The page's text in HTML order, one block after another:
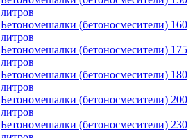
литров
Бетономешалки (бетоносмесители) 160
литров
Бетономешалки (бетоносмесители) 175
литров
Бетономешалки (бетоносмесители) 180
литров
Бетономешалки (бетоносмесители) 200
литров
Бетономешалки (бетоносмесители) 230